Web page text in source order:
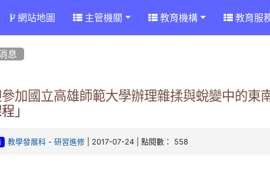
網站地圖 主管機關 教育機構 教育服
息
加國立高雄師範大學辦理雜揉與蛻變中的東
」
教學發展科 - 研習進修 | 2017-07-24 | 點閱數： 558